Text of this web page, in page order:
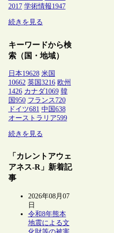
2017 学術情報1947
続きを見る
キーワードから検
索（国・地域）
日本19628 米国
10662 英国 3216 欧州
1426 カナダ1069 韓
国 950 フランス 720
ドイツ681 中国 638
オーストラリア599
続きを見る
「カレントアウェ
アネス-R」新着記
事
2026年08月07
日
令和8年熊本
地震による文